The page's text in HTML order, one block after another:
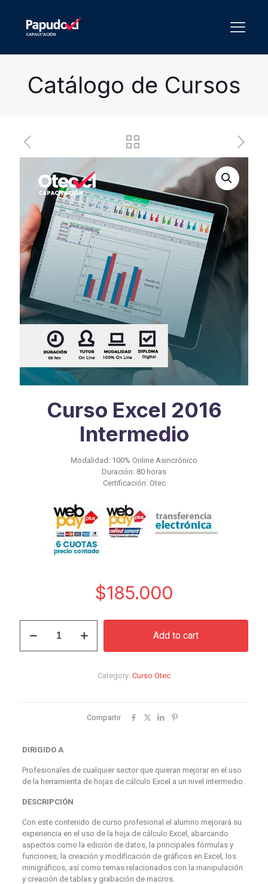
Catálogo de Cursos
Curso Excel 2016
Intermedio
Modalidad: 100% Online Asincrónico
Duración: 80 horas
Certificación: Otec
$185.000
Excel
Add to cart
Category: Curso Otec
Compartir
DIRIGIDO A
Profesionales de cualquier sector que quieran mejorar en el uso
de la herramienta de hojas de cálculo Excel a un nivel intermedio.
DESCRIPCIÓN
Con este contenido de curso profesional el alumno mejorará su
experiencia en el uso de la hoja de cálculo Excel, abarcando
aspectos como la edición de datos, la principales fórmulas y
funciones, la creación y modificación de gráficos en Excel, los
minigráficos, así como temas relacionados con la manipulación
y creación de tablas y grabación de macros.